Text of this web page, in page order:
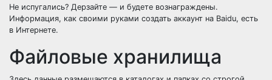
Не испугались? Дерзайте — и будете вознаграждены.
Информация, как своими руками создать аккаунт на Baidu, есть
в Интернете.
Файловые хранилища